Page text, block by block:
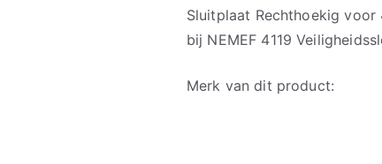
Sluitplaat Rechthoekig voor
bij NEMEF 4119
Merk van dit product: